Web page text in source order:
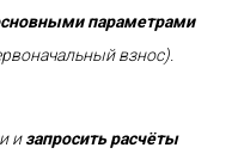
параметрами
взнос).
изапросить расчёты